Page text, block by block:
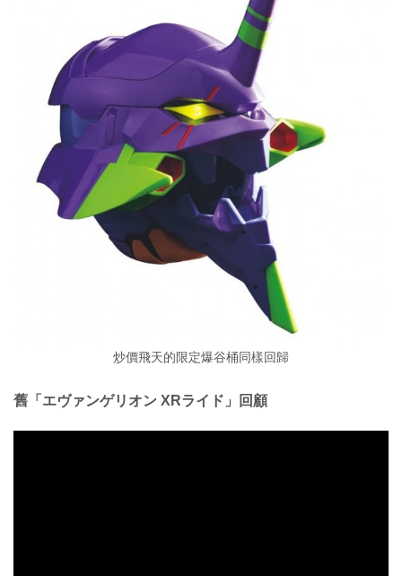
炒價飛天的限定爆谷桶同樣回歸
舊「エヴァンゲリオン XRライド」回顧